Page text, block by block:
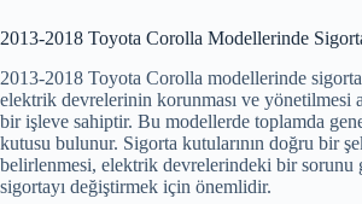
2013-2018 Toyota Corolla Modellerinde
2013-2018 Toyota Corolla modellerinde
elektrik devrelerinin korunması ve yönetilmesi
bir işleve sahiptir. Bu modellerde toplamda
kutusu bulunur. Sigorta kutularının doğru bir
belirlenmesi, elektrik devrelerindeki bir sorunu
sigortayı değiştirmek için önemlidir.